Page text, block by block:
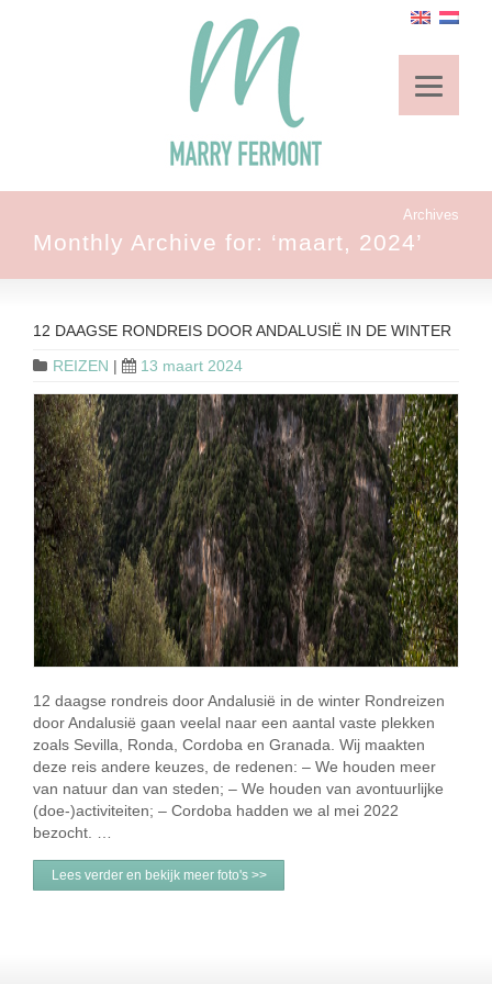
Archives
Monthly Archive for: ‘maart, 2024’
12 DAAGSE RONDREIS DOOR ANDALUSIË IN DE WINTER
REIZEN | 13 maart 2024
12 daagse rondreis door Andalusië in de winter Rondreizen
door Andalusië gaan veelal naar een aantal vaste plekken
zoals Sevilla, Ronda, Cordoba en Granada. Wij maakten
deze reis andere keuzes, de redenen: – We houden meer
van natuur dan van steden; – We houden van avontuurlijke
(doe-)activiteiten; – Cordoba hadden we al mei 2022
bezocht. …
Lees verder en bekijk meer foto's >>